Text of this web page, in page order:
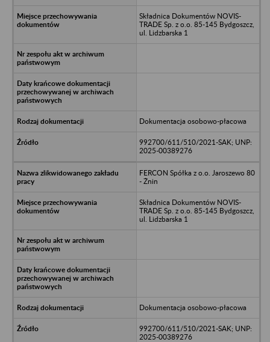
Składnica Dokumentów NOVIS-
TRADE Sp. z o.o. 85-145 Bydgoszcz,
ul. Lidzbarska 1
Dokumentacja osobowo-płacowa
992700/611/510/2021-SAK; UNP:
2025-00389276
FERCON Spółka z o.o. Jaroszewo 80
- Żnin
Składnica Dokumentów NOVIS-
TRADE Sp. z o.o. 85-145 Bydgoszcz,
ul. Lidzbarska 1
Dokumentacja osobowo-płacowa
992700/611/510/2021-SAK; UNP:
2025-00389276